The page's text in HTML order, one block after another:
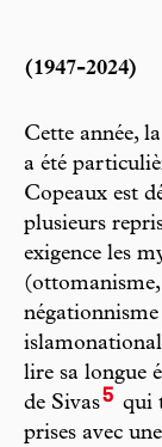
(1947-2024)
Cette année,
a été
Copeaux est
plusieurs
exigence les
lire sa longue
de Sivas5 qui
prises avec